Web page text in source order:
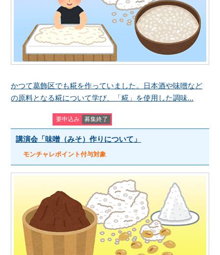
かつて葛飾区でも糀を作っていました。日本酒や味噌など
の原料となる糀について学び、「糀」を使用した調味...
講演会「味噌（みそ）作りについて」
モンチャレポイント付与対象
要申込み 募集終了